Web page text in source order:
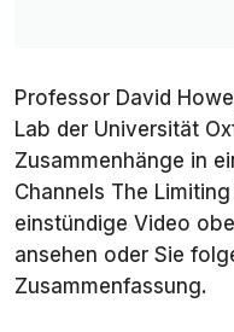
Professor David
Lab der Universität
Zusammenhänge in
Channels The
einstündige Video
ansehen oder Sie
Zusammenfassung.